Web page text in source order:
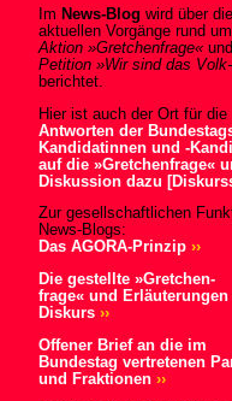
Im News-Blog wird über die
aktuellen Vorgänge rund
Aktion »Gretchenfrage«
Petition »Wir sind das
berichtet.
Hier ist auch der Ort für die
Antworten der
Kandidatinnen und -
auf die »Gretchenfrage«
Diskussion dazu
Zur gesellschaftlichen
News-Blogs:
Das AGORA-Prinzip ››
Die gestellte »Gretchen-
frage« und Erläuterungen
Diskurs ››
Offener Brief an die im
Bundestag vertretenen
und Fraktionen ››